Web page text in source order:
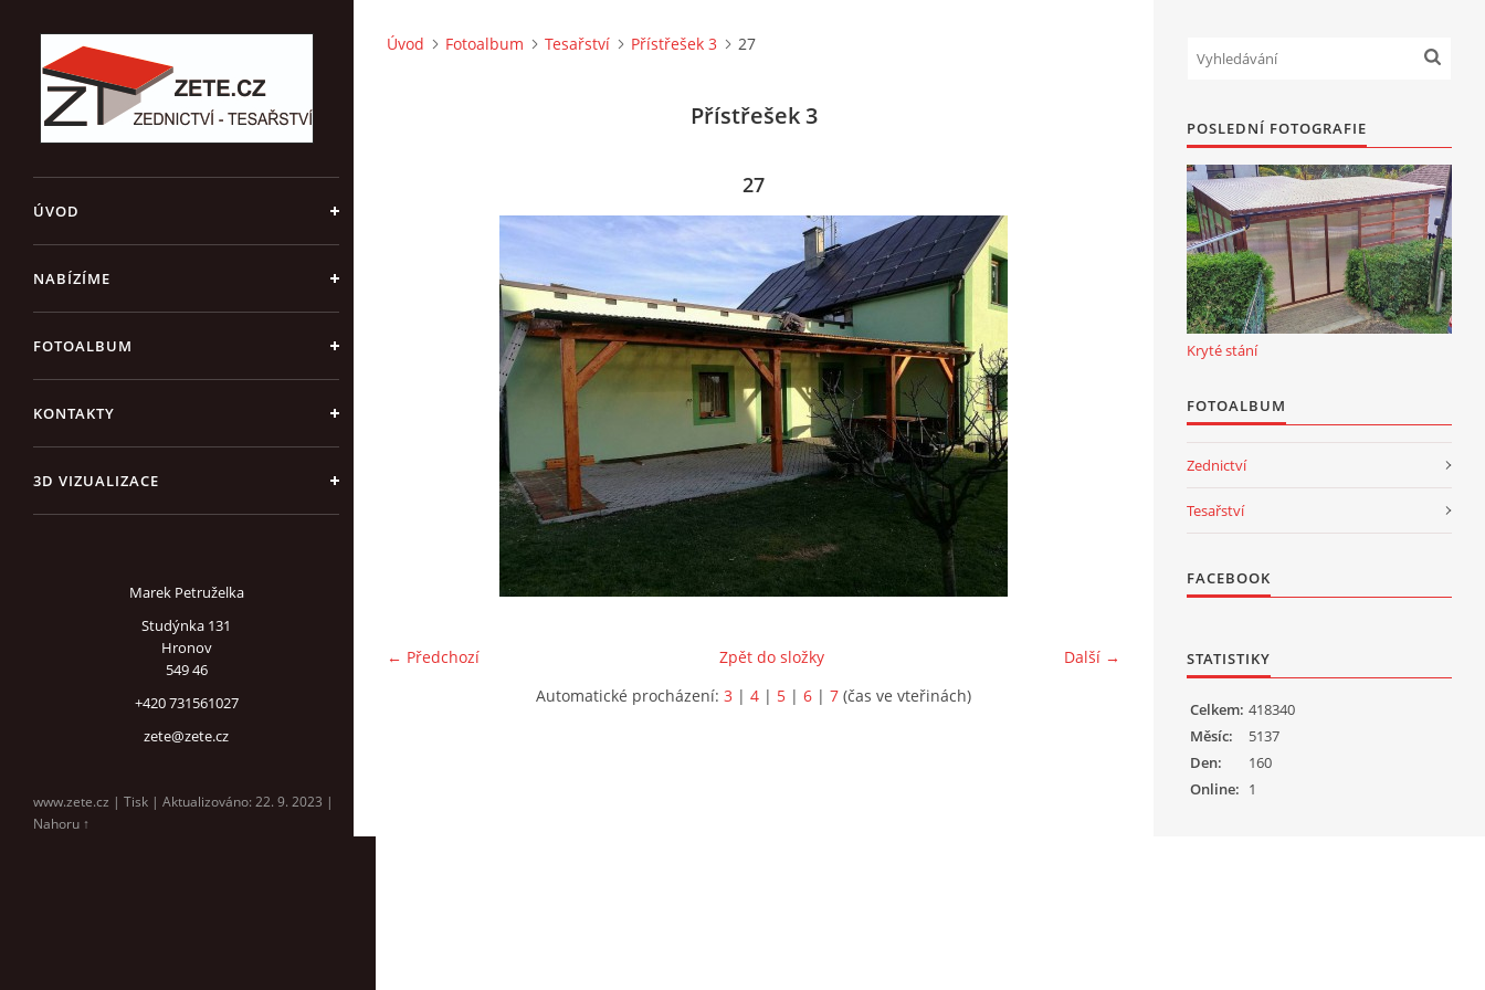
ÚVOD
NABÍZÍME
FOTOALBUM
KONTAKTY
3D VIZUALIZACE
Marek Petruželka
Studýnka 131
Hronov
549 46
+420 731561027
zete@zete.cz
www.zete.cz | Tisk | Aktualizováno: 22. 9. 2023 |
Nahoru ↑
Úvod Fotoalbum Tesařství Přístřešek 3 27
Přístřešek 3
27
← Předchozí Další →
Zpět do složky
Automatické procházení: 3 | 4 | 5 | 6 | 7 (čas ve vteřinách)
POSLEDNÍ FOTOGRAFIE
Kryté stání
FOTOALBUM
Zednictví
Tesařství
FACEBOOK
STATISTIKY
Online: 1
Celkem: 418340
Měsíc:
5137
Den:
160